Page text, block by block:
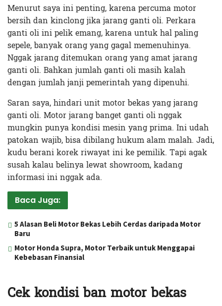
Menurut saya ini penting, karena percuma motor
bersih dan kinclong jika jarang ganti oli. Perkara
ganti oli ini pelik emang, karena untuk hal paling
sepele, banyak orang yang gagal memenuhinya.
Nggak jarang ditemukan orang yang amat jarang
ganti oli. Bahkan jumlah ganti oli masih kalah
dengan jumlah janji pemerintah yang dipenuhi.
Saran saya, hindari unit motor bekas yang jarang
ganti oli. Motor jarang banget ganti oli nggak
mungkin punya kondisi mesin yang prima. Ini udah
patokan wajib, bisa dibilang hukum alam malah. Jadi,
kudu berani korek riwayat ini ke pemilik. Tapi agak
susah kalau belinya lewat showroom, kadang
informasi ini nggak ada.
Baca Juga:
5 Alasan Beli Motor Bekas Lebih Cerdas daripada Motor
Baru
Motor Honda Supra, Motor Terbaik untuk Menggapai
Kebebasan Finansial
Cek kondisi ban motor bekas